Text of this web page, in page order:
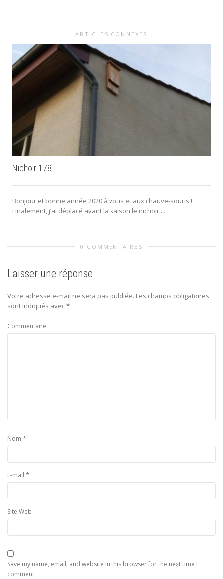
ARTICLES CONNEXES
Nichoir 178
Bonjour et bonne année 2020 à vous et aux chauve-souris !
Finalement, j’ai déplacé avant la saison le nichoir....
0 COMMENTAIRES
Laisser une réponse
Votre adresse e-mail ne sera pas publiée. Les champs obligatoires
sont indiqués avec*
Commentaire
Nom *
E-mail *
Site Web
Save my name, email, and website in this browser for the next time I
comment.